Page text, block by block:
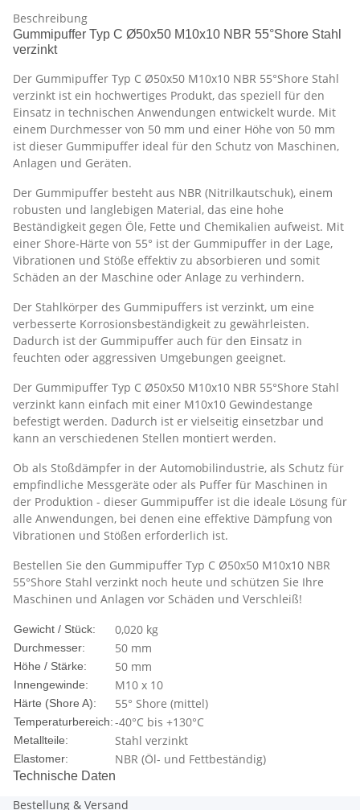
Beschreibung
Gummipuffer Typ C Ø50x50 M10x10 NBR 55°Shore Stahl
verzinkt
Der Gummipuffer Typ C Ø50x50 M10x10 NBR 55°Shore Stahl
verzinkt ist ein hochwertiges Produkt, das speziell für den
Einsatz in technischen Anwendungen entwickelt wurde. Mit
einem Durchmesser von 50 mm und einer Höhe von 50 mm
ist dieser Gummipuffer ideal für den Schutz von Maschinen,
Anlagen und Geräten.
Der Gummipuffer besteht aus NBR (Nitrilkautschuk), einem
robusten und langlebigen Material, das eine hohe
Beständigkeit gegen Öle, Fette und Chemikalien aufweist. Mit
einer Shore-Härte von 55° ist der Gummipuffer in der Lage,
Vibrationen und Stöße effektiv zu absorbieren und somit
Schäden an der Maschine oder Anlage zu verhindern.
Der Stahlkörper des Gummipuffers ist verzinkt, um eine
verbesserte Korrosionsbeständigkeit zu gewährleisten.
Dadurch ist der Gummipuffer auch für den Einsatz in
feuchten oder aggressiven Umgebungen geeignet.
Der Gummipuffer Typ C Ø50x50 M10x10 NBR 55°Shore Stahl
verzinkt kann einfach mit einer M10x10 Gewindestange
befestigt werden. Dadurch ist er vielseitig einsetzbar und
kann an verschiedenen Stellen montiert werden.
Ob als Stoßdämpfer in der Automobilindustrie, als Schutz für
empfindliche Messgeräte oder als Puffer für Maschinen in
der Produktion - dieser Gummipuffer ist die ideale Lösung für
alle Anwendungen, bei denen eine effektive Dämpfung von
Vibrationen und Stößen erforderlich ist.
Bestellen Sie den Gummipuffer Typ C Ø50x50 M10x10 NBR
55°Shore Stahl verzinkt noch heute und schützen Sie Ihre
Maschinen und Anlagen vor Schäden und Verschleiß!
Technische Daten
Gewicht / Stück: 0,020 kg
Durchmesser: 50 mm
Höhe / Stärke: 50 mm
Innengewinde: M10 x 10
Härte (Shore A): 55° Shore (mittel)
Temperaturbereich:-40°C bis +130°C
Metallteile: Stahl verzinkt
Elastomer: NBR (Öl- und Fettbeständig)
Bestellung & Versand